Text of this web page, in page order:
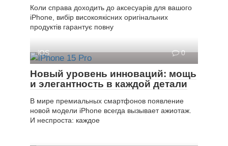
Коли справа доходить до аксесуарів для вашого
iPhone, вибір високоякісних оригінальних
продуктів гарантує повну
iOS 0
Новый уровень инноваций: мощь
и элегантность в каждой детали
В мире премиальных смартфонов появление
новой модели iPhone всегда вызывает ажиотаж.
И неспроста: каждое